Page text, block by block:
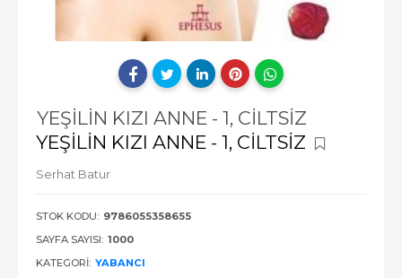
YEŞİLİN KIZI ANNE - 1, CİLTSİZ
YEŞİLİN KIZI ANNE - 1, CİLTSİZ
Serhat Batur
STOK KODU: 9786055358655
SAYFA SAYISI: 1000
KATEGORI: YABANCI